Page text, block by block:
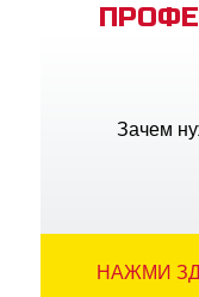
Зачем
НАЖМИ